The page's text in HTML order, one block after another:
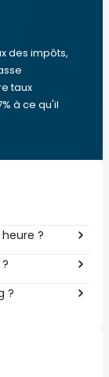
des impôts,
taux
à ce qu'il
?
?